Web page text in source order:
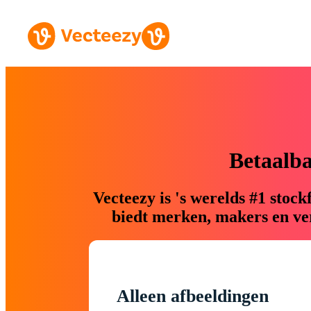
Vecteezy is 's werelds #1
biedt merken, makers en
Alleen afbeeldingen